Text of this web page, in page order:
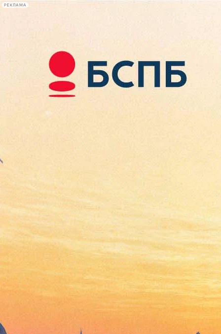
РЕКЛАМА
Сегодня:
2026.08.09
13:58
Афиша Plus
Сегодня в эфире
#безантракта: лекция о
«Зените», мастер-класс по
живописи акрилом, письма
Тургенева и Виардо, концерт
на Луне